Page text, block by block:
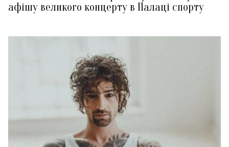
афішу великого концерту в Палаці спорту